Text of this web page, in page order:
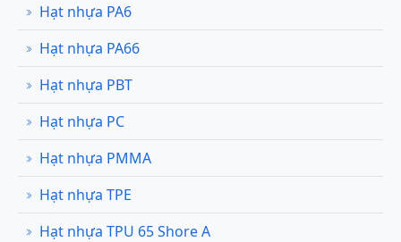
Hạt nhựa PA6
Hạt nhựa PA66
Hạt nhựa PBT
Hạt nhựa PC
Hạt nhựa PMMA
Hạt nhựa TPE
Hạt nhựa TPU 65 Shore A